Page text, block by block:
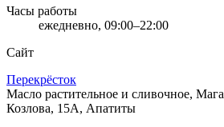
Часы работы
ежедневно, 09:00–22:00
Сайт
Перекрёсток
Масло растительное и сливочное,
Козлова, 15А, Апатиты